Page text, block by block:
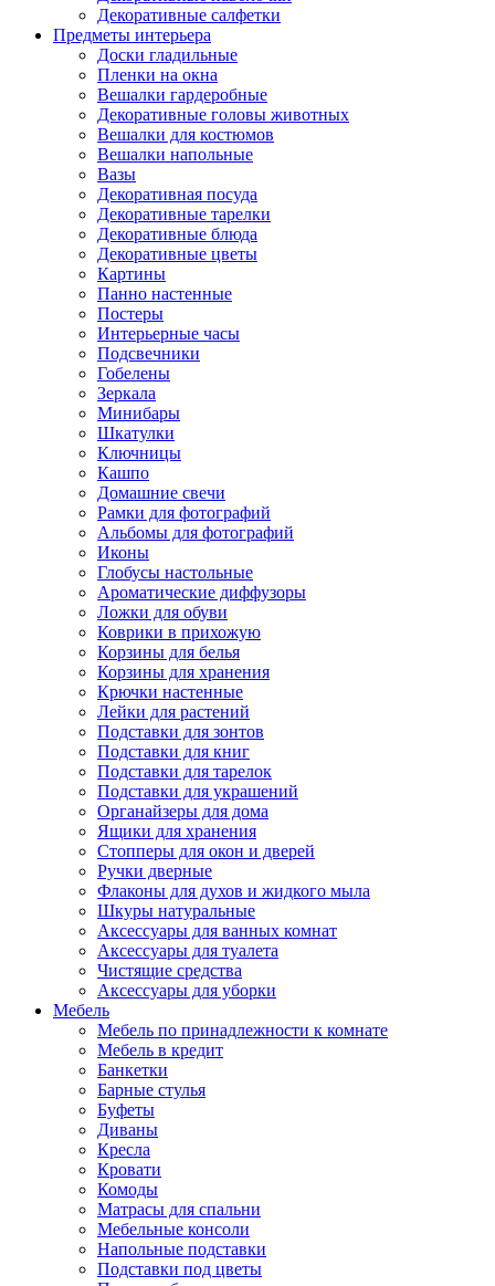
Декоративные салфетки
Предметы интерьера
Доски гладильные
Пленки на окна
Вешалки гардеробные
Декоративные головы животных
Вешалки для костюмов
Вешалки напольные
Вазы
Декоративная посуда
Декоративные тарелки
Декоративные блюда
Декоративные цветы
Картины
Панно настенные
Постеры
Интерьерные часы
Подсвечники
Гобелены
Зеркала
Минибары
Шкатулки
Ключницы
Кашпо
Домашние свечи
Рамки для фотографий
Альбомы для фотографий
Иконы
Глобусы настольные
Ароматические диффузоры
Ложки для обуви
Коврики в прихожую
Корзины для белья
Корзины для хранения
Крючки настенные
Лейки для растений
Подставки для зонтов
Подставки для книг
Подставки для тарелок
Подставки для украшений
Органайзеры для дома
Ящики для хранения
Стопперы для окон и дверей
Ручки дверные
Флаконы для духов и жидкого мыла
Шкуры натуральные
Аксессуары для ванных комнат
Аксессуары для туалета
Чистящие средства
Аксессуары для уборки
Мебель
Мебель по принадлежности к комнате
Мебель в кредит
Банкетки
Барные стулья
Буфеты
Диваны
Кресла
Кровати
Комоды
Матрасы для спальни
Мебельные консоли
Напольные подставки
Подставки под цветы